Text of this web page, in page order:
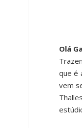
Olá
que é
vem